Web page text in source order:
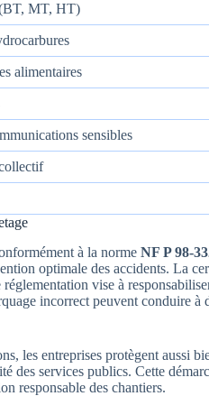
MT, HT)
alimentaires
sensibles
à la norme NF P 98-
optimale des accidents. La
vise à
incorrect peuvent conduire à
les entreprises protègent aussi
des services publics. Cette
responsable des chantiers.